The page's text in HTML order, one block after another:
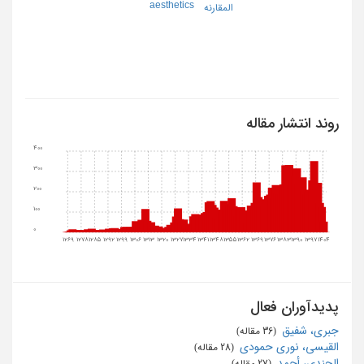
aesthetics المقارنه
روند انتشار مقاله
1269 12781285 1292 1299 1306 1313 1320 132713341341134813551362 1369137613831390 13971404
100
200
300
400
پدیدآوران فعال
جبری، شفیق
القیسی، نوری حمودی